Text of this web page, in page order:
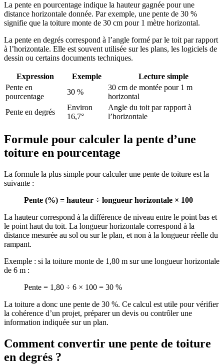
La pente en pourcentage indique la hauteur gagnée pour une
distance horizontale donnée. Par exemple, une pente de 30 %
signifie que la toiture monte de 30 cm pour 1 mètre horizontal.
La pente en degrés correspond à l’angle formé par le toit par rapport
à l’horizontale. Elle est souvent utilisée sur les plans, les logiciels de
dessin ou certains documents techniques.
Expression Exemple
Lecture simple
Pente en
pourcentage
30 %
30 cm de montée pour 1 m
horizontal
Pente en degrés
Environ
16,7°
Angle du toit par rapport à
l’horizontale
Formule pour calculer la pente d’une
toiture en pourcentage
La formule la plus simple pour calculer une pente de toiture est la
suivante :
Pente (%) = hauteur ÷ longueur horizontale × 100
La hauteur correspond à la différence de niveau entre le point bas et
le point haut du toit. La longueur horizontale correspond à la
distance mesurée au sol ou sur le plan, et non à la longueur réelle du
rampant.
Exemple : si la toiture monte de 1,80 m sur une longueur horizontale
de 6 m :
Pente = 1,80 ÷ 6 × 100 = 30 %
La toiture a donc une pente de 30 %. Ce calcul est utile pour vérifier
la cohérence d’un projet, préparer un devis ou contrôler une
information indiquée sur un plan.
Comment convertir une pente de toiture
en degrés ?